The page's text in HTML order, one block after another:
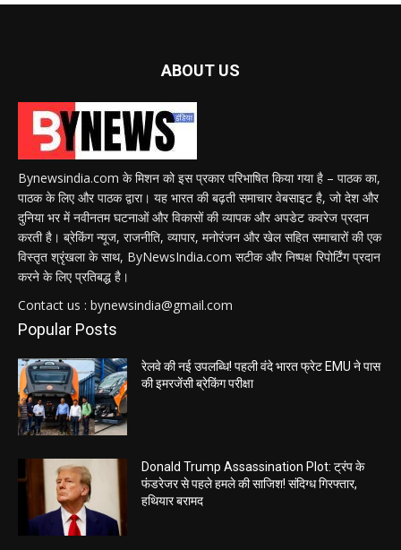
ABOUT US
Bynewsindia.com के मिशन को इस प्रकार परिभाषित किया गया है – पाठक का,
पाठक के लिए और पाठक द्वारा। यह भारत की बढ़ती समाचार वेबसाइट है, जो देश और
दुनिया भर में नवीनतम घटनाओं और विकासों की व्यापक और अपडेट कवरेज प्रदान
करती है। ब्रेकिंग न्यूज, राजनीति, व्यापार, मनोरंजन और खेल सहित समाचारों की एक
विस्तृत श्रृंखला के साथ, ByNewsIndia.com सटीक और निष्पक्ष रिपोर्टिंग प्रदान
करने के लिए प्रतिबद्ध है।
Contact us : bynewsindia@gmail.com
Popular Posts
रेलवे की नई उपलब्धि! पहली वंदे भारत फ्रेट EMU ने पास
की इमरजेंसी ब्रेकिंग परीक्षा
Donald Trump Assassination Plot: ट्रंप के
फंडरेजर से पहले हमले की साजिश! संदिग्ध गिरफ्तार,
हथियार बरामद